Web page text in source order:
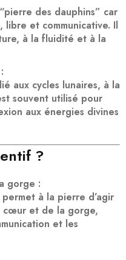
des dauphins” car
et communicative. Il
, à la fluidité et à la
:
aux cycles lunaires, à la
souvent utilisé pour
aux énergies divines
?
gorge :
à la pierre d’agir
cœur et de la gorge,
et les